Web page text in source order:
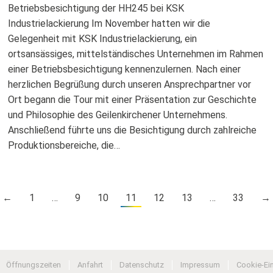
Betriebsbesichtigung der HH245 bei KSK
Industrielackierung Im November hatten wir die
Gelegenheit mit KSK Industrielackierung, ein
ortsansässiges, mittelständisches Unternehmen im Rahmen
einer Betriebsbesichtigung kennenzulernen. Nach einer
herzlichen Begrüßung durch unseren Ansprechpartner vor
Ort begann die Tour mit einer Präsentation zur Geschichte
und Philosophie des Geilenkirchener Unternehmens.
Anschließend führte uns die Besichtigung durch zahlreiche
Produktionsbereiche, die…
← 1 … 9 10 11 12 13 … 33 →
Öffnungszeiten Anfahrt Datenschutz Impressum Cookie-